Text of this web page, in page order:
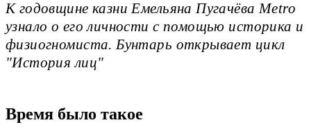
К годовщине казни Емельяна Пугачёва Metro
узнало о его личности с помощью историка и
физиогномиста. Бунтарь открывает цикл
"История лиц"
Время было такое